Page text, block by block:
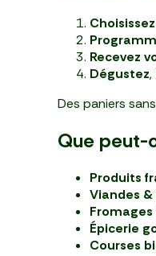
Recevez
Dégustez,
Des paniers
Que peut-
Produits
Viandes &
Épicerie
Courses